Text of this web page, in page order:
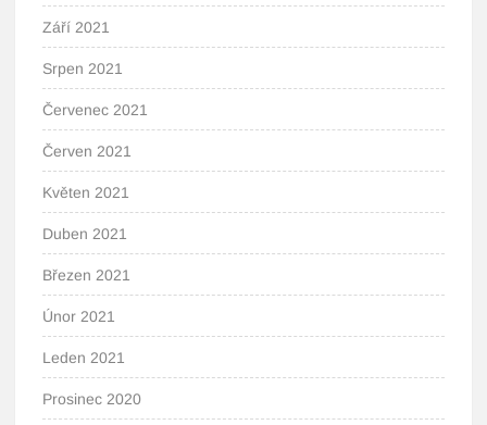
Září 2021
Srpen 2021
Červenec 2021
Červen 2021
Květen 2021
Duben 2021
Březen 2021
Únor 2021
Leden 2021
Prosinec 2020